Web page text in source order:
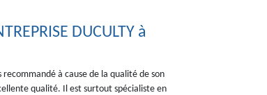
DUCULTY à
recommandé à cause de la qualité de son
qualité. Il est surtout spécialiste en